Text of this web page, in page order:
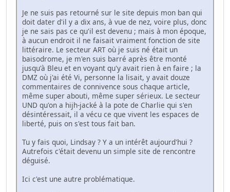
Je ne suis pas retourné sur le site depuis mon ban qui
doit dater d'il y a dix ans, à vue de nez, voire plus, donc
je ne sais pas ce qu'il est devenu ; mais à mon époque,
à aucun endroit il ne faisait vraiment fonction de site
littéraire. Le secteur ART où je suis né était un
baisodrome, je m'en suis barré après être monté
jusqu'à Bleu et en voyant qu'y avait rien à en faire ; la
DMZ où j'ai été Vi, personne la lisait, y avait douze
commentaires de connivence sous chaque article,
même super abouti, même super sérieux. Le secteur
UND qu'on a hijh-jacké à la pote de Charlie qui s'en
désintéressait, il a vécu ce que vivent les espaces de
liberté, puis on s'est tous fait ban.
Tu y fais quoi, Lindsay ? Y a un intérêt aujourd'hui ?
Autrefois c'était devenu un simple site de rencontre
déguisé.
Ici c'est une autre problématique.